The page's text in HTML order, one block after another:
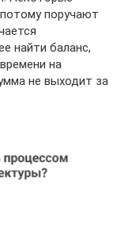
поручают
найти баланс,
на
не выходит за